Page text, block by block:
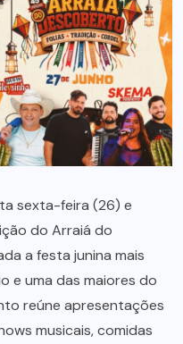
sexta-feira (26) e
do Arraiá do
a festa junina mais
e uma das maiores do
reúne apresentações
musicais, comidas